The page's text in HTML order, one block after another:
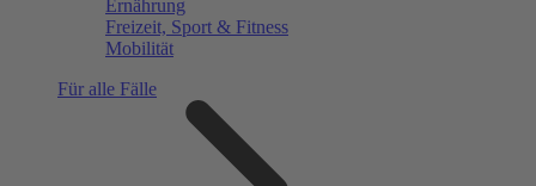
Ernährung
Freizeit, Sport & Fitness
Mobilität
Für alle Fälle